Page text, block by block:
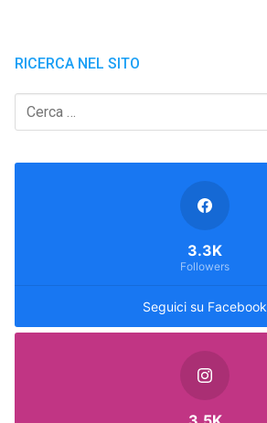
RICERCA NEL SITO
Cerca:
Seguici su Facebook
3.3K
Followers